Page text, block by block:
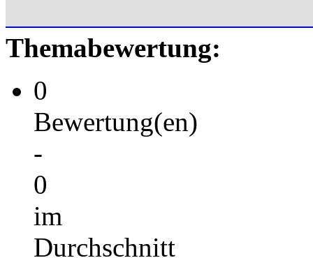
Themabewertung:
0
Bewertung(en)
-
0
im
Durchschnitt